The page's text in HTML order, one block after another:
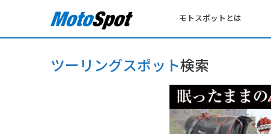
モトスポットとは
ツーリングスポット検索